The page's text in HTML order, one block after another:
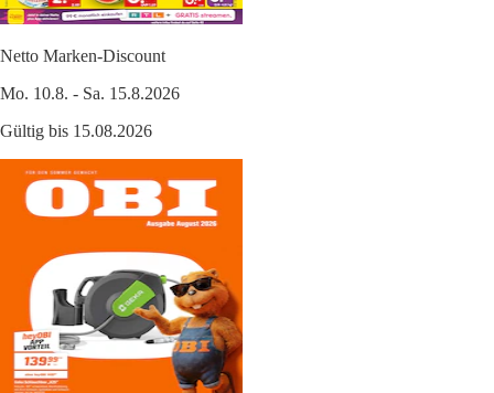
Netto Marken-Discount
Mo. 10.8. - Sa. 15.8.2026
Gültig bis 15.08.2026